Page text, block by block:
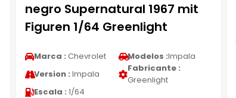
negro Supernatural 1967 mit
Figuren 1/64 Greenlight
Marca : Chevrolet Modelos :Impala
Version : Impala
Fabricante :
Greenlight
Escala : 1/64